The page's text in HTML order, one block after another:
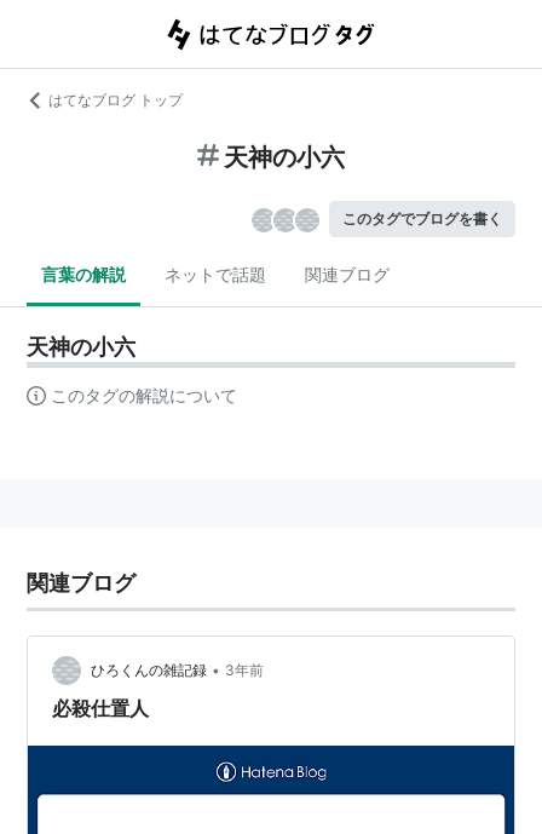
はてなブログ トップ
天神の小六
このタグでブログを書く
言葉の解説 ネットで話題 関連ブログ
天神の小六
このタグの解説について
関連ブログ
ひろくんの雑記録 • 3年前
必殺仕置人